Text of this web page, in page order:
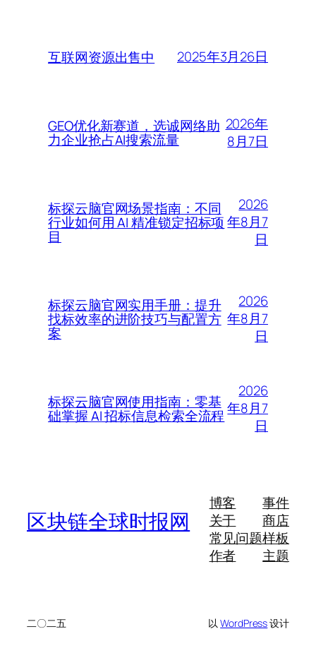
互联网资源出售中 2025年3月26日
GEO优化新赛道，选诚网络助
力企业抢占AI搜索流量
2026年
8月7日
标探云脑官网场景指南：不同
行业如何用 AI 精准锁定招标项
目
2026
年8月7
日
标探云脑官网实用手册：提升
找标效率的进阶技巧与配置方
案
2026
年8月7
日
标探云脑官网使用指南：零基
础掌握 AI 招标信息检索全流程
2026
年8月7
日
区块链全球时报网
博客
关于
常见问题
作者
事件
商店
样板
主题
二〇二五 以WordPress设计